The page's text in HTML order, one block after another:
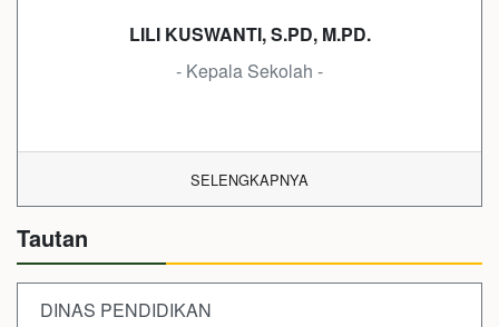
LILI KUSWANTI, S.PD, M.PD.
- Kepala Sekolah -
SELENGKAPNYA
Tautan
DINAS PENDIDIKAN